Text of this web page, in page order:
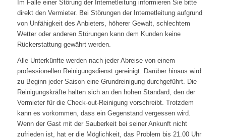
Im Falle einer Störung der Internetleitung informieren Sie bitte
direkt den Vermieter. Bei Störungen der Internetleitung aufgrund
von Unfähigkeit des Anbieters, höherer Gewalt, schlechtem
Wetter oder anderen Störungen kann dem Kunden keine
Rückerstattung gewährt werden.
Alle Unterkünfte werden nach jeder Abreise von einem
professionellen Reinigungsdienst gereinigt. Darüber hinaus wird
zu Beginn jeder Saison eine Grundreinigung durchgeführt. Die
Reinigungskräfte halten sich an den hohen Standard, den der
Vermieter für die Check-out-Reinigung vorschreibt. Trotzdem
kann es vorkommen, dass ein Gegenstand vergessen wird.
Wenn der Gast mit der Sauberkeit bei seiner Ankunft nicht
zufrieden ist, hat er die Möglichkeit, das Problem bis 21.00 Uhr